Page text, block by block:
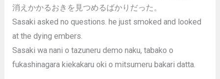
消えかかるおきを見つめるばかりだった。
Sasaki asked no questions. he just smoked and looked
at the dying embers.
Sasaki wa nani o tazuneru demo naku, tabako o
fukashinagara kiekakaru oki o mitsumeru bakari datta.